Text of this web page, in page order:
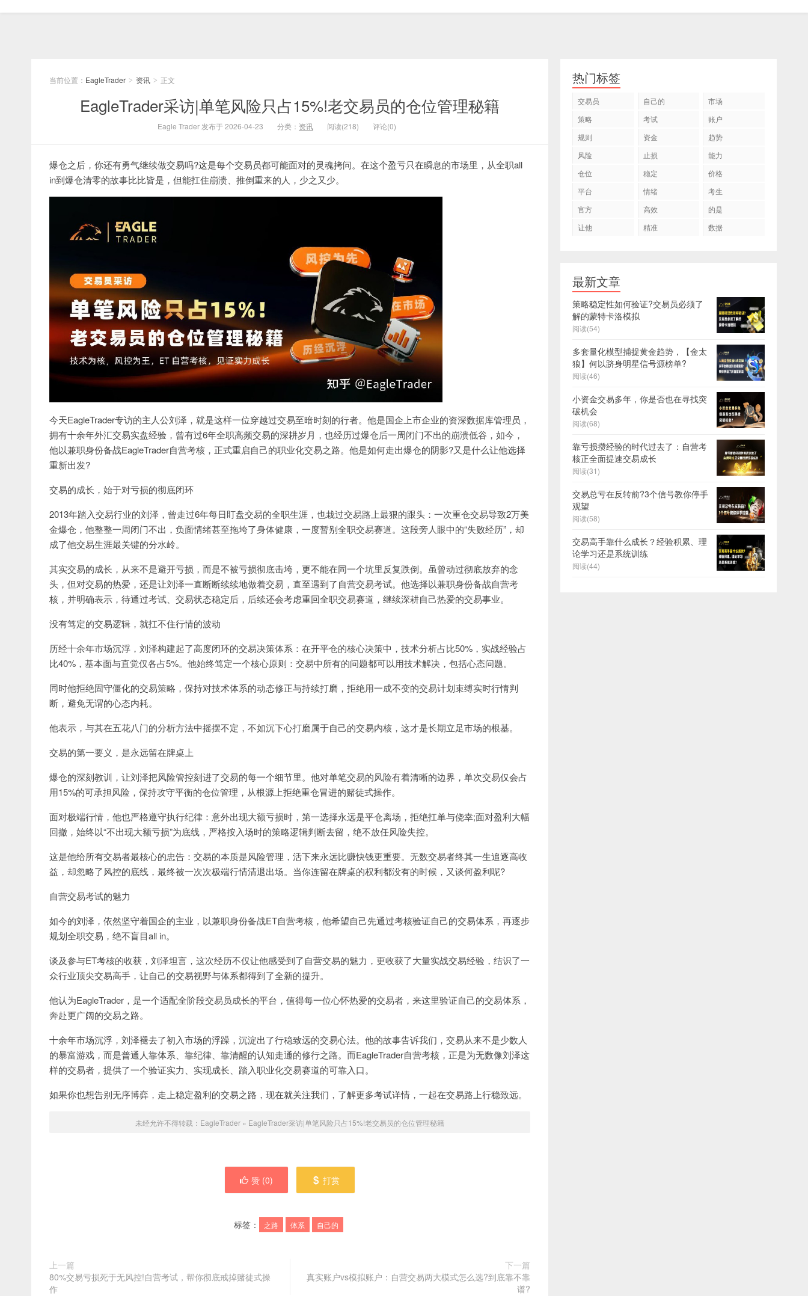
当前位置： EagleTrader > 资讯 > 正文
EagleTrader采访|单笔风险只占15%!老交易员的仓位管理秘籍
Eagle Trader 发布于 2026-04-23 分类： 资讯 阅读(218) 评论(0)
爆仓之后，你还有勇气继续做交易吗?这是每个交易员都可能面对的灵魂拷问。在这个盈亏只在瞬息的市场里，从全职all
in到爆仓清零的故事比比皆是，但能扛住崩溃、推倒重来的人，少之又少。
今天EagleTrader专访的主人公刘泽，就是这样一位穿越过交易至暗时刻的行者。他是国企上市企业的资深数据库管理员，
拥有十余年外汇交易实盘经验，曾有过6年全职高频交易的深耕岁月，也经历过爆仓后一周闭门不出的崩溃低谷，如今，
他以兼职身份备战EagleTrader自营考核，正式重启自己的职业化交易之路。他是如何走出爆仓的阴影?又是什么让他选择
重新出发?
交易的成长，始于对亏损的彻底闭环
2013年踏入交易行业的刘泽，曾走过6年每日盯盘交易的全职生涯，也栽过交易路上最狠的跟头：一次重仓交易导致2万美
金爆仓，他整整一周闭门不出，负面情绪甚至拖垮了身体健康，一度暂别全职交易赛道。这段旁人眼中的“失败经历”，却
成了他交易生涯最关键的分水岭。
其实交易的成长，从来不是避开亏损，而是不被亏损彻底击垮，更不能在同一个坑里反复跌倒。虽曾动过彻底放弃的念
头，但对交易的热爱，还是让刘泽一直断断续续地做着交易，直至遇到了自营交易考试。他选择以兼职身份备战自营考
核，并明确表示，待通过考试、交易状态稳定后，后续还会考虑重回全职交易赛道，继续深耕自己热爱的交易事业。
没有笃定的交易逻辑，就扛不住行情的波动
历经十余年市场沉浮，刘泽构建起了高度闭环的交易决策体系：在开平仓的核心决策中，技术分析占比50%，实战经验占
比40%，基本面与直觉仅各占5%。他始终笃定一个核心原则：交易中所有的问题都可以用技术解决，包括心态问题。
同时他拒绝固守僵化的交易策略，保持对技术体系的动态修正与持续打磨，拒绝用一成不变的交易计划束缚实时行情判
断，避免无谓的心态内耗。
他表示，与其在五花八门的分析方法中摇摆不定，不如沉下心打磨属于自己的交易内核，这才是长期立足市场的根基。
交易的第一要义，是永远留在牌桌上
爆仓的深刻教训，让刘泽把风险管控刻进了交易的每一个细节里。他对单笔交易的风险有着清晰的边界，单次交易仅会占
用15%的可承担风险，保持攻守平衡的仓位管理，从根源上拒绝重仓冒进的赌徒式操作。
面对极端行情，他也严格遵守执行纪律：意外出现大额亏损时，第一选择永远是平仓离场，拒绝扛单与侥幸;面对盈利大幅
回撤，始终以“不出现大额亏损”为底线，严格按入场时的策略逻辑判断去留，绝不放任风险失控。
这是他给所有交易者最核心的忠告：交易的本质是风险管理，活下来永远比赚快钱更重要。无数交易者终其一生追逐高收
益，却忽略了风控的底线，最终被一次次极端行情清退出场。当你连留在牌桌的权利都没有的时候，又谈何盈利呢?
自营交易考试的魅力
如今的刘泽，依然坚守着国企的主业，以兼职身份备战ET自营考核，他希望自己先通过考核验证自己的交易体系，再逐步
规划全职交易，绝不盲目all in。
谈及参与ET考核的收获，刘泽坦言，这次经历不仅让他感受到了自营交易的魅力，更收获了大量实战交易经验，结识了一
众行业顶尖交易高手，让自己的交易视野与体系都得到了全新的提升。
他认为EagleTrader，是一个适配全阶段交易员成长的平台，值得每一位心怀热爱的交易者，来这里验证自己的交易体系，
奔赴更广阔的交易之路。
十余年市场沉浮，刘泽褪去了初入市场的浮躁，沉淀出了行稳致远的交易心法。他的故事告诉我们，交易从来不是少数人
的暴富游戏，而是普通人靠体系、靠纪律、靠清醒的认知走通的修行之路。而EagleTrader自营考核，正是为无数像刘泽这
样的交易者，提供了一个验证实力、实现成长、踏入职业化交易赛道的可靠入口。
如果你也想告别无序博弈，走上稳定盈利的交易之路，现在就关注我们，了解更多考试详情，一起在交易路上行稳致远。
未经允许不得转载： EagleTrader » EagleTrader采访|单笔风险只占15%!老交易员的仓位管理秘籍
赞 (0) 打赏
标签： 之路 体系 自己的
上一篇
80%交易亏损死于无风控!自营考试，帮你彻底戒掉赌徒式操
作
下一篇
真实账户vs模拟账户：自营交易两大模式怎么选?到底靠不靠
谱?
热门标签
交易员 自己的
市场
策略
考试
账户
规则
资金
趋势
风险
止损
能力
仓位
稳定
价格
平台
情绪
考生
官方
高效
的是
让他
精准 数据
最新文章
策略稳定性如何验证?交易员必须了
解的蒙特卡洛模拟
阅读(54)
多套量化模型捕捉黄金趋势，【金太
狼】何以跻身明星信号源榜单?
阅读(46)
小资金交易多年，你是否也在寻找突
破机会
阅读(68)
靠亏损攒经验的时代过去了：自营考
核正全面提速交易成长
阅读(31)
交易总亏在反转前?3个信号教你停手
观望
阅读(58)
交易高手靠什么成长？经验积累、理
论学习还是系统训练
阅读(44)